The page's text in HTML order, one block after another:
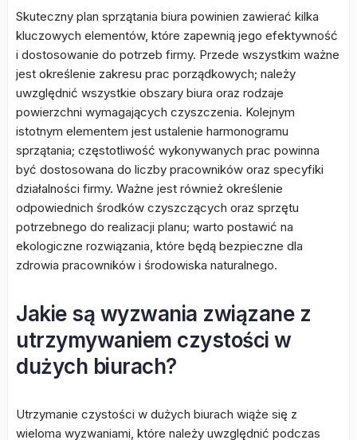
Skuteczny plan sprzątania biura powinien zawierać kilka
kluczowych elementów, które zapewnią jego efektywność
i dostosowanie do potrzeb firmy. Przede wszystkim ważne
jest określenie zakresu prac porządkowych; należy
uwzględnić wszystkie obszary biura oraz rodzaje
powierzchni wymagających czyszczenia. Kolejnym
istotnym elementem jest ustalenie harmonogramu
sprzątania; częstotliwość wykonywanych prac powinna
być dostosowana do liczby pracowników oraz specyfiki
działalności firmy. Ważne jest również określenie
odpowiednich środków czyszczących oraz sprzętu
potrzebnego do realizacji planu; warto postawić na
ekologiczne rozwiązania, które będą bezpieczne dla
zdrowia pracowników i środowiska naturalnego.
Jakie są wyzwania związane z
utrzymywaniem czystości w
dużych biurach?
Utrzymanie czystości w dużych biurach wiąże się z
wieloma wyzwaniami, które należy uwzględnić podczas